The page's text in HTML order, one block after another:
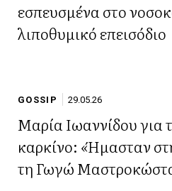
εσπευσμένα στο
λιποθυμικό επεισόδιο
GOSSIP 29.05.26
Μαρία Ιωαννίδου για
καρκίνο: «Ήμασταν
τη Γωγώ